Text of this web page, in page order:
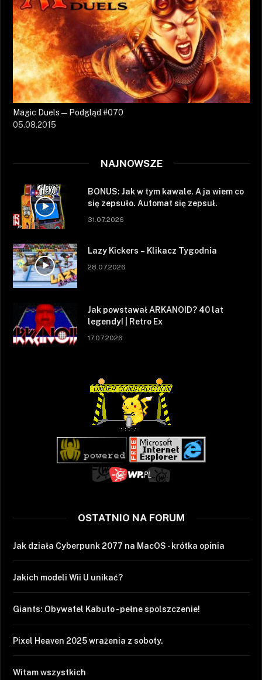
Magic Duels — Podgląd #070
05.08.2015
NAJNOWSZE
BONUS: Jak w tym kawale. A ja wiem co
się zepsuło. Automat się zepsuł.
31.07.2026
Lazy Kickers – Klikacz Tygodnia
28.07.2026
Jak powstawał ARKANOID? 40 lat
legendy! | Retro Ex
17.07.2026
OSTATNIO NA FORUM
Jak działa Cyberpunk 2077 na MacOS - krótka opinia
Jakich modeli Wii U unikać?
Giants: Obywatel Kabuto - pełne spolszczenie!
Pixel Heaven 2025 wrażenia z soboty.
Witam wszystkich